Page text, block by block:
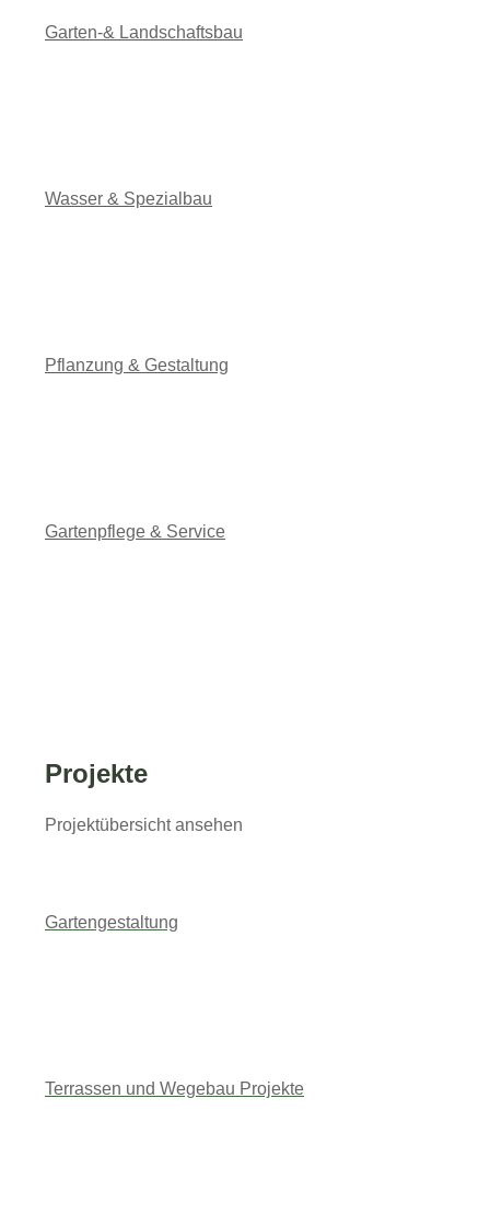
Garten-& Landschaftsbau
Wasser & Spezialbau
Pflanzung & Gestaltung
Gartenpflege & Service
Projekte
Projektübersicht ansehen
Gartengestaltung
Terrassen und Wegebau Projekte